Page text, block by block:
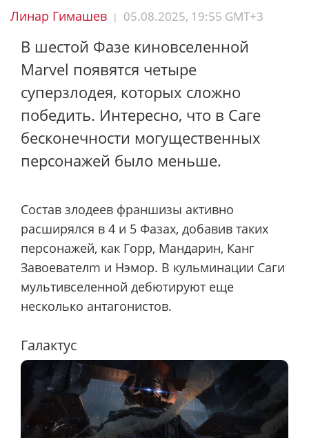
Линар Гимашев | 05.08.2025, 19:55 GMT+3
В шестой Фазе киновселенной
Marvel появятся четыре
суперзлодея, которых сложно
победить. Интересно, что в Саге
бесконечности могущественных
персонажей было меньше.
Состав злодеев франшизы активно
расширялся в 4 и 5 Фазах, добавив таких
персонажей, как Горр, Мандарин, Канг
Завоевателm и Нэмор. В кульминации Саги
мультивселенной дебютируют еще
несколько антагонистов.
Галактус